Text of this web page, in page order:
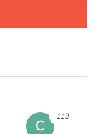
C
119